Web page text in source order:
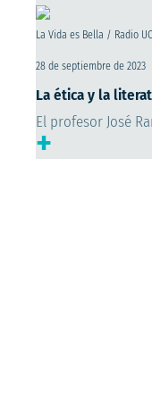
La Vida es Bella / Radio
28 de septiembre de 2023
La ética y la
El profesor José
+